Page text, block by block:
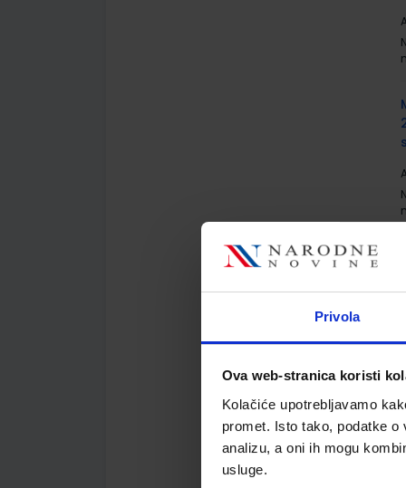
Privola
Ova web-stranica koristi
Kolačiće upotrebljavamo
promet. Isto tako, podatke
analizu, a oni ih mogu
usluge.